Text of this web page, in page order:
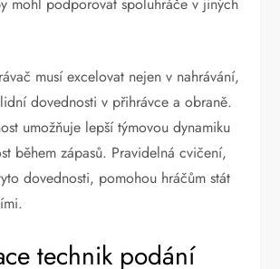
musí excelovat nejen v nahrávání,
dovednosti v přihrávce a obraně.
umožňuje lepší týmovou dynamiku
během zápasů. Pravidelná cvičení,
dovednosti, pomohou hráčům stát
technik podání